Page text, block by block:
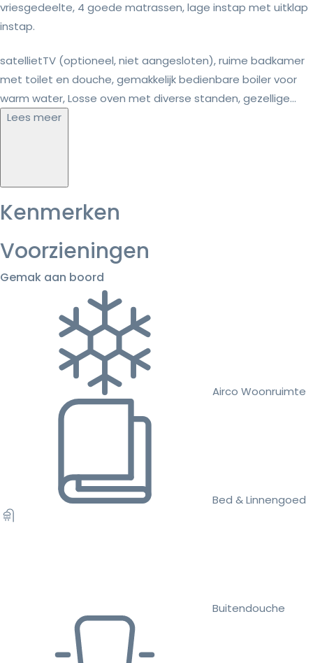
vriesgedeelte, 4 goede matrassen, lage instap met uitklap
instap.
satellietTV (optioneel, niet aangesloten), ruime badkamer
met toilet en douche, gemakkelijk bedienbare boiler voor
warm water, Losse oven met diverse standen, gezellige...
Lees meer
Kenmerken
Voorzieningen
Gemak aan boord
Airco Woonruimte
Bed & Linnengoed
Buitendouche